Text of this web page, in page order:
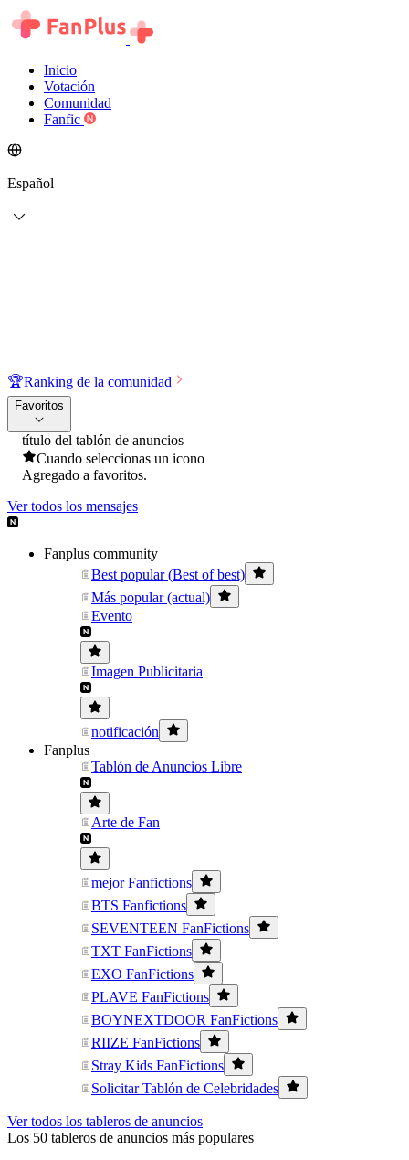
Inicio
Votación
Comunidad
Fanfic
Español
🏆Ranking de la comunidad
Favoritos
título del tablón de anuncios
Cuando seleccionas un icono
Agregado a favoritos.
Ver todos los mensajes
Fanplus community
Best popular (Best of best)
Más popular (actual)
Evento
Imagen Publicitaria
notificación
Fanplus
Tablón de Anuncios Libre
Arte de Fan
mejor Fanfictions
BTS Fanfictions
SEVENTEEN FanFictions
TXT FanFictions
EXO FanFictions
PLAVE FanFictions
BOYNEXTDOOR FanFictions
RIIZE FanFictions
Stray Kids FanFictions
Solicitar Tablón de Celebridades
Ver todos los tableros de anuncios
Los 50 tableros de anuncios más populares